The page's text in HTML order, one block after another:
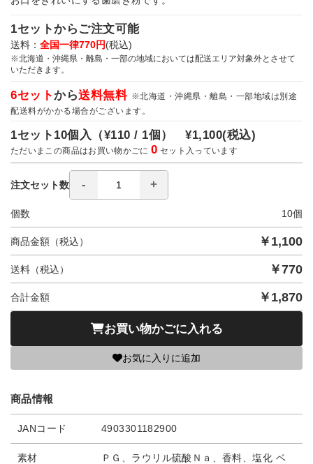
1セットからご注文可能
送料： 全国一律770円(税込)
※北海道・沖縄県・離島・一部の地域においては配送エリア対象外とさせて
いただきます。
6セットから送料無料 ※北海道・沖縄県・離島・一部地域は別途
配送料がかかる場合がございます。
1セット10個入（¥110 / 1個）¥1,100(税込)
ただいまこの商品はお買い物かごに0 セット入っています
注文セット数
個数 10個
商品金額（税込） ￥ 1,100
送料（税込） ￥770
合計金額 ￥ 1,870
お買い物かごに入れる
お気に入りに追加
商品情報
JANコード 4903301182900
素材
ＰＧ、ラウリル硫酸Ｎａ、香料、塩化 ベ